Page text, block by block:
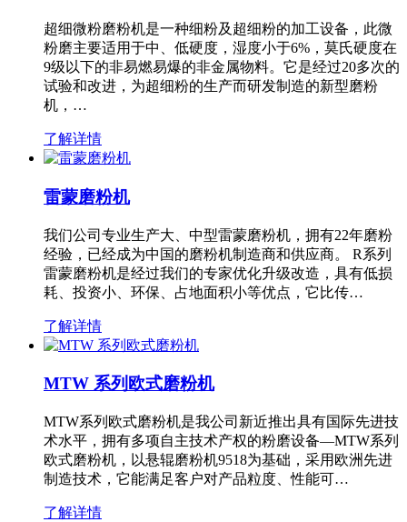
超细微粉磨粉机是一种细粉及超细粉的加工设备，此微
粉磨主要适用于中、低硬度，湿度小于6%，莫氏硬度在
9级以下的非易燃易爆的非金属物料。它是经过20多次的
试验和改进，为超细粉的生产而研发制造的新型磨粉
机，…
了解详情
雷蒙磨粉机
我们公司专业生产大、中型雷蒙磨粉机，拥有22年磨粉
经验，已经成为中国的磨粉机制造商和供应商。 R系列
雷蒙磨粉机是经过我们的专家优化升级改造，具有低损
耗、投资小、环保、占地面积小等优点，它比传…
了解详情
MTW 系列欧式磨粉机
MTW系列欧式磨粉机是我公司新近推出具有国际先进技
术水平，拥有多项自主技术产权的粉磨设备—MTW系列
欧式磨粉机，以悬辊磨粉机9518为基础，采用欧洲先进
制造技术，它能满足客户对产品粒度、性能可…
了解详情